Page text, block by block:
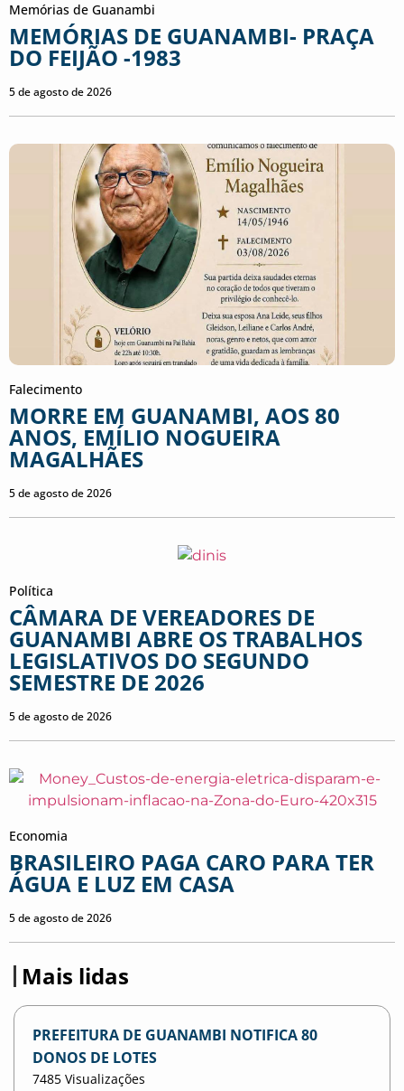
Memórias de Guanambi
MEMÓRIAS DE GUANAMBI- PRAÇA
DO FEIJÃO -1983
5 de agosto de 2026
Falecimento
MORRE EM GUANAMBI, AOS 80
ANOS, EMÍLIO NOGUEIRA
MAGALHÃES
5 de agosto de 2026
Política
CÂMARA DE VEREADORES DE
GUANAMBI ABRE OS TRABALHOS
LEGISLATIVOS DO SEGUNDO
SEMESTRE DE 2026
5 de agosto de 2026
Economia
BRASILEIRO PAGA CARO PARA TER
ÁGUA E LUZ EM CASA
5 de agosto de 2026
Mais lidas
PREFEITURA DE GUANAMBI NOTIFICA 80
DONOS DE LOTES
7485 Visualizações